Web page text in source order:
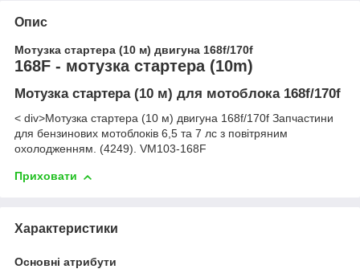
Опис
Мотузка стартера (10 м) двигуна 168f/170f
168F - мотузка стартера (10m)
Мотузка стартера (10 м) для мотоблока 168f/170f
< div>Мотузка стартера (10 м) двигуна 168f/170f Запчастини
для бензинових мотоблоків 6,5 та 7 лс з повітряним
охолодженням. (4249). VM103-168F
Приховати
Характеристики
Основні атрибути